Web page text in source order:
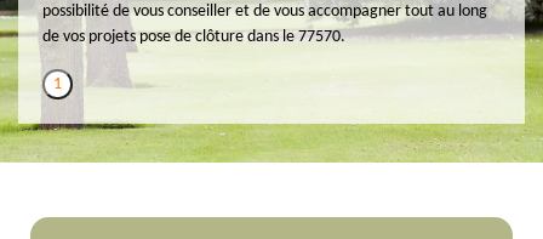
possibilité de vous conseiller et de vous accompagner tout au long
de vos projets pose de clôture dans le 77570.
1